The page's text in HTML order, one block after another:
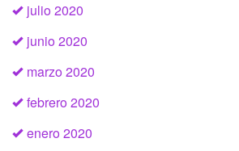
julio 2020
junio 2020
marzo 2020
febrero 2020
enero 2020